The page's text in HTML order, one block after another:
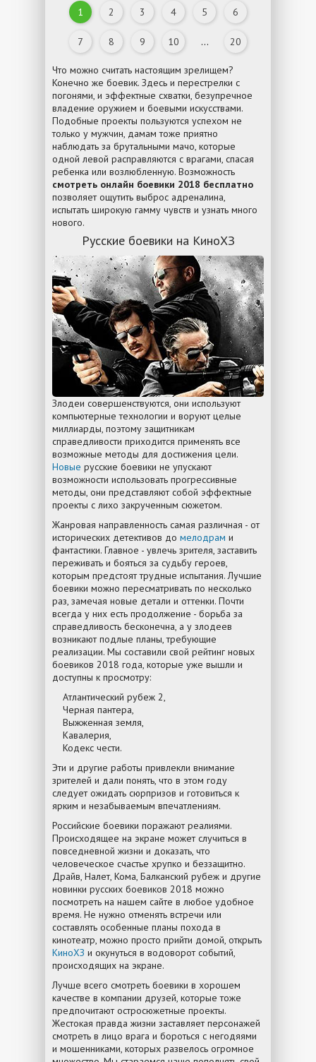
1 2 3 4 5 6
7 8 9 10 ... 20
Что можно считать настоящим зрелищем?
Конечно же боевик. Здесь и перестрелки с
погонями, и эффектные схватки, безупречное
владение оружием и боевыми искусствами.
Подобные проекты пользуются успехом не
только у мужчин, дамам тоже приятно
наблюдать за брутальными мачо, которые
одной левой расправляются с врагами, спасая
ребенка или возлюбленную. Возможность
смотреть онлайн боевики 2018 бесплатно
позволяет ощутить выброс адреналина,
испытать широкую гамму чувств и узнать много
нового.
Русские боевики на КиноХЗ
Злодеи совершенствуются, они используют
компьютерные технологии и воруют целые
миллиарды, поэтому защитникам
справедливости приходится применять все
возможные методы для достижения цели.
Новые русские боевики не упускают
возможности использовать прогрессивные
методы, они представляют собой эффектные
проекты с лихо закрученным сюжетом.
Жанровая направленность самая различная - от
исторических детективов до мелодрам и
фантастики. Главное - увлечь зрителя, заставить
переживать и бояться за судьбу героев,
которым предстоят трудные испытания. Лучшие
боевики можно пересматривать по несколько
раз, замечая новые детали и оттенки. Почти
всегда у них есть продолжение - борьба за
справедливость бесконечна, а у злодеев
возникают подлые планы, требующие
реализации. Мы составили свой рейтинг новых
боевиков 2018 года, которые уже вышли и
доступны к просмотру:
Атлантический рубеж 2,
Черная пантера,
Выжженная земля,
Кавалерия,
Кодекс чести.
Эти и другие работы привлекли внимание
зрителей и дали понять, что в этом году
следует ожидать сюрпризов и готовиться к
ярким и незабываемым впечатлениям.
Российские боевики поражают реалиями.
Происходящее на экране может случиться в
повседневной жизни и доказать, что
человеческое счастье хрупко и беззащитно.
Драйв, Налет, Кома, Балканский рубеж и другие
новинки русских боевиков 2018 можно
посмотреть на нашем сайте в любое удобное
время. Не нужно отменять встречи или
составлять особенные планы похода в
кинотеатр, можно просто прийти домой, открыть
КиноХЗ и окунуться в водоворот событий,
происходящих на экране.
Лучше всего смотреть боевики в хорошем
качестве в компании друзей, которые тоже
предпочитают остросюжетные проекты.
Жестокая правда жизни заставляет персонажей
смотреть в лицо врага и бороться с негодяями
и мошенниками, которых развелось огромное